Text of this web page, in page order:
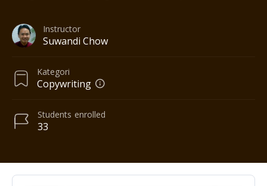
Instructor
Suwandi Chow
Kategori
Copywriting
33
Students enrolled